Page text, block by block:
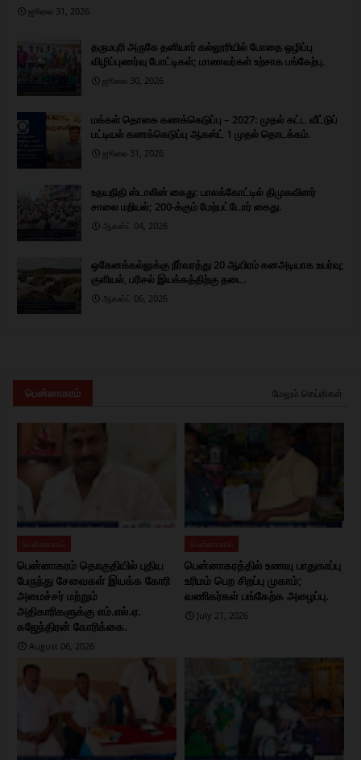
ஜூலை 31, 2026
தருமபுரி அருகே தனியார் கல்லூரியில் போதை ஒழிப்பு
விழிப்புணர்வு போட்டிகள்; மாணவர்கள் உற்சாக பங்கேற்பு.
ஜூலை 30, 2026
மக்கள் தொகை கணக்கெடுப்பு – 2027: முதல் கட்ட வீட்டுப்
பட்டியல் கணக்கெடுப்பு ஆகஸ்ட் 1 முதல் தொடக்கம்.
ஜூலை 31, 2026
உதயநிதி ஸ்டாலின் கைது: பாலக்கோட்டில் திமுகவினர்
சாலை மறியல்; 200-க்கும் மேற்பட்டோர் கைது.
ஆகஸ்ட் 04, 2026
ஒகேனக்கல்லுக்கு நீர்வரத்து 20 ஆயிரம் கனஅடியாக உயர்வு;
குளியல், பரிசல் இயக்கத்திற்கு தடை.
ஆகஸ்ட் 06, 2026
பென்னாகரம் மேலும் செய்திகள்
பென்னாகரம்
பென்னாகரம் தொகுதியில் புதிய
பேருந்து சேவைகள் இயக்க கோரி
அமைச்சர் மற்றும்
அதிகாரிகளுக்கு எம்.எல்.ஏ.
கஜேந்திரன் கோரிக்கை.
August 06, 2026
பென்னாகரம்
பென்னாகரத்தில் உணவு பாதுகாப்பு
உரிமம் பெற சிறப்பு முகாம்;
வணிகர்கள் பங்கேற்க அழைப்பு.
July 21, 2026